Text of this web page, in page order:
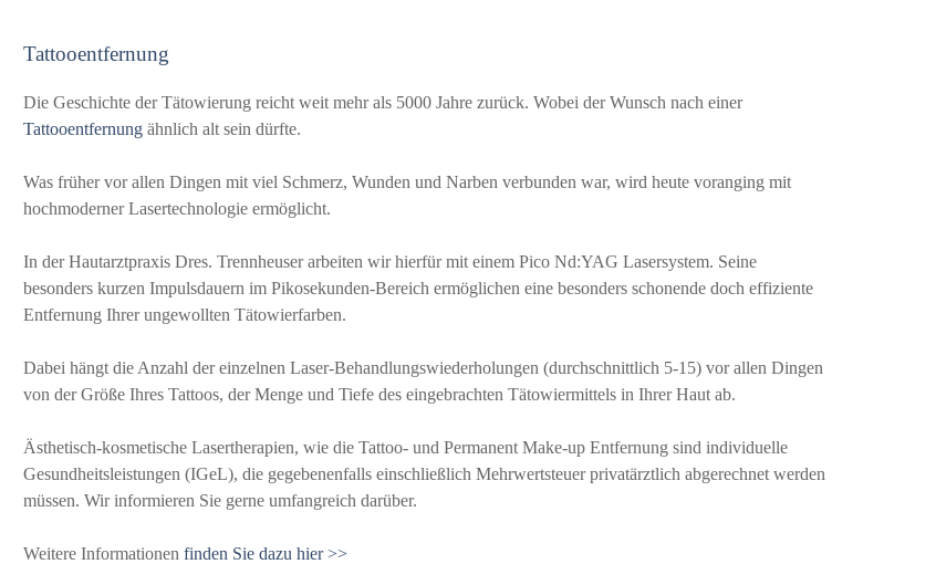
Tattooentfernung
Die Geschichte der Tätowierung reicht weit mehr als 5000 Jahre zurück. Wobei der Wunsch nach einer
Tattooentfernungähnlich alt sein dürfte.
Was früher vor allen Dingen mit viel Schmerz, Wunden und Narben verbunden war, wird heute voranging mit
hochmoderner Lasertechnologie ermöglicht.
In der Hautarztpraxis Dres. Trennheuser arbeiten wir hierfür mit einem Pico Nd:YAG Lasersystem. Seine
besonders kurzen Impulsdauern im Pikosekunden-Bereich ermöglichen eine besonders schonende doch effiziente
Entfernung Ihrer ungewollten Tätowierfarben.
Dabei hängt die Anzahl der einzelnen Laser-Behandlungswiederholungen (durchschnittlich 5-15) vor allen Dingen
von der Größe Ihres Tattoos, der Menge und Tiefe des eingebrachten Tätowiermittels in Ihrer Haut ab.
Ästhetisch-kosmetische Lasertherapien, wie die Tattoo- und Permanent Make-up Entfernung sind individuelle
Gesundheitsleistungen (IGeL), die gegebenenfalls einschließlich Mehrwertsteuer privatärztlich abgerechnet werden
müssen. Wir informieren Sie gerne umfangreich darüber.
Weitere Informationen finden Sie dazu hier >>